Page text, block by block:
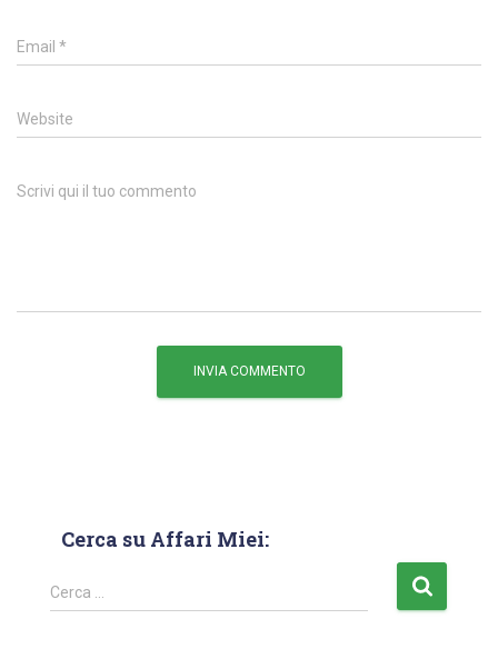
Email *
Website
Scrivi qui il tuo commento
Cerca su Affari Miei:
Cerca …